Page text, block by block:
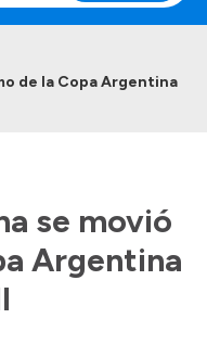
de la Copa Argentina
se movió
Argentina